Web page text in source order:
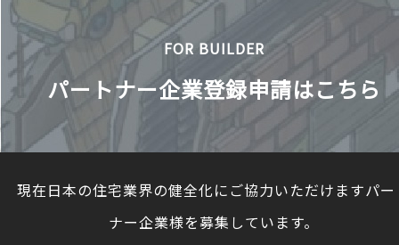
FOR BUILDER
パートナー企業登録申請はこちら
現在日本の住宅業界の健全化にご協力いただけますパ
ナー企業様を募集しています。